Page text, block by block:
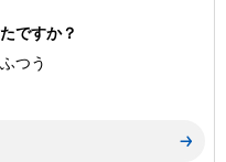
ですか？
つう